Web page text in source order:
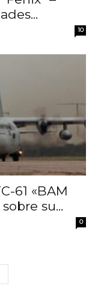
10
61 «BAM
su...
0